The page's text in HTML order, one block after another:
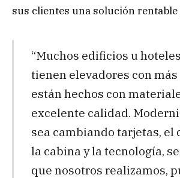
sus clientes una solución rentable
“Muchos edificios u
tienen elevadores con más
están hechos con
excelente calidad.
sea cambiando tarjetas, el
la cabina y la tecnología,
que nosotros realizamos,